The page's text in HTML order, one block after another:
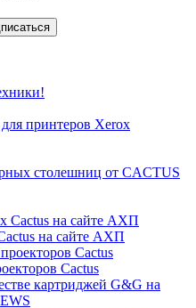
принтеров Xerox
столешниц от CACTUS
на сайте АХП
Cactus